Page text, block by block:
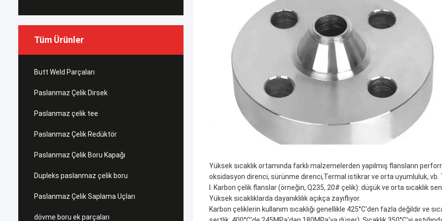
Tüm Ürünler
Butt Weld Parçaları
Paslanmaz Çelik Dirsek
Paslanmaz çelik tee
Paslanmaz Çelik Redüktör
Paslanmaz Çelik Boru Kapağı
Dupleks paslanmaz çelik boru
Paslanmaz Çelik Saplama Uçları
dövme boru ek parçaları
Yüksek sıcaklık ortamında farklı malzemelerden yapılmış flansların
oksidasyon direnci, sürünme direnci,Termal istikrar ve orta uyumluluk, vb.
I. Karbon çelik flanslar (örneğin, Q235, 20# çelik): düşük ve orta sıcaklık
Yüksek sıcaklıklarda dayanıklılık açıkça zayıflıyor.
Karbon çeliklerin kullanım sıcaklığı genellikle 425°C'den fazla değildir ve